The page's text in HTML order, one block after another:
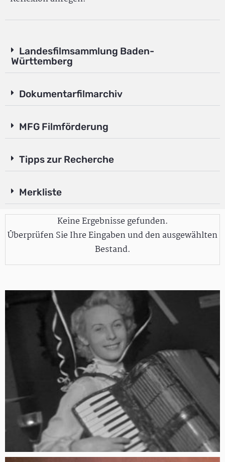
Landesfilmsammlung Baden-
Württemberg
Dokumentarfilmarchiv
MFG Filmförderung
Tipps zur Recherche
Merkliste
Keine Ergebnisse gefunden.
Überprüfen Sie Ihre Eingaben und den ausgewählten
Bestand.